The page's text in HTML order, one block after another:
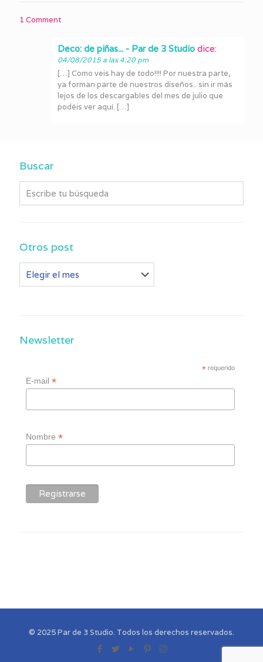
1 Comment
Deco: de piñas... - Par de 3 Studio dice:
04/08/2015 a las 4:20 pm
[…] Como veis hay de todo!!!! Por nuestra parte,
ya forman parte de nuestros diseños.. sin ir más
lejos de los descargables del mes de julio que
podéis ver aquí. […]
Buscar
Otros post
post
Newsletter
* requerido
E-mail*
Nombre*
© 2025 Par de 3 Studio. Todos los derechos reservados.